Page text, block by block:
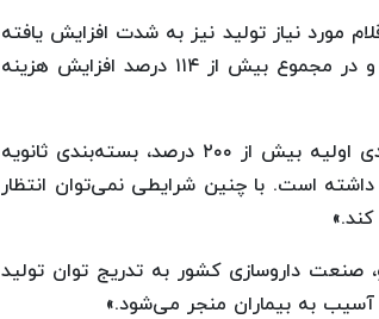
مورد نیاز تولید نیز به شدت افزایش یافته
است. نرخ ارز مبادله‌ای این بخش به حدود ۱۷۰ هزار تومان رسیده و در مجموع بیش از ۱۱۴ درصد افزایش هزینه
سپهری با اشاره به سایر هزینه‌های تولید گفت: «در حوزه بسته‌بندی اولیه بیش از ۲۰۰ درصد، بسته‌بندی ثانویه
نیز بیش از ۵۰ درصد افزایش داشته است. با چنین شرایطی نمی‌توان انتظار
داروسازی کشور به تدریج توان تولید
به بیماران منجر می‌شود.»